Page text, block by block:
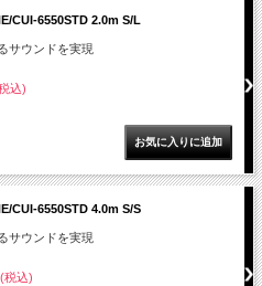
CUI-6550STD 2.0m S/L
サウンドを実現
込)
CUI-6550STD 4.0m S/S
サウンドを実現
税込)